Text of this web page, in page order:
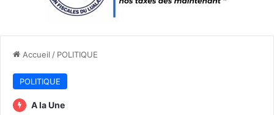
Accueil / POLITIQUE
POLITIQUE
A la Une